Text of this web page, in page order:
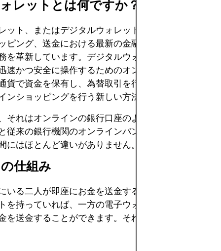
レットとは何ですか？
ット、またはデジタルウォレットは、支払いプラッ
ピング、送金における最新の金融ソリューションで
を革新しています。デジタルウォレットは、オンラ
速かつ安全に操作するためのオンラインアカウント
貨で資金を保有し、為替取引を行い、送金し、デジ
ンショッピングを行う新しい方法を提供します。
それはオンラインの銀行口座のように機能します。
従来の銀行機関のオンラインバンキングまたはデジ
にはほとんど違いがありません。
仕組み
いる二人が即座にお金を送金する必要がある場合、
を持っていれば、一方の電子ウォレットから他方の
を送金することができます。それだけです。